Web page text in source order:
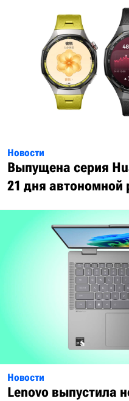
Новости
Выпущена серия
21 дня автономной
Новости
Lenovo выпустила